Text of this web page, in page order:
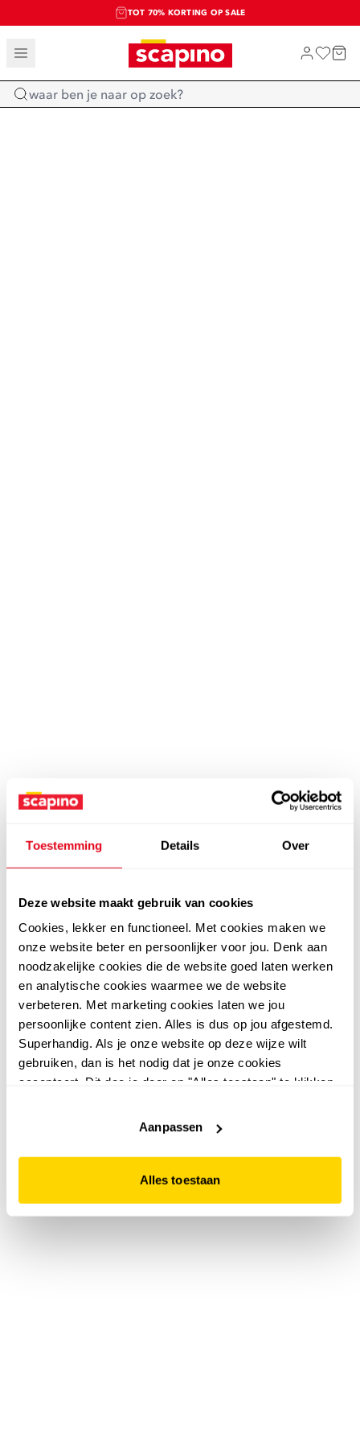
Toestemming Details Over
Deze website maakt gebruik van cookies
Cookies, lekker en functioneel. Met cookies maken we
onze website beter en persoonlijker voor jou. Denk aan
noodzakelijke cookies die de website goed laten werken
en analytische cookies waarmee we de website
verbeteren. Met marketing cookies laten we jou
persoonlijke content zien. Alles is dus op jou afgestemd.
Superhandig. Als je onze website op deze wijze wilt
gebruiken, dan is het nodig dat je onze cookies
accepteert. Dit doe je door op "Alles toestaan" te klikken.
website niet optimaal functioneert.
Aanpassen
Alles toestaan
TOT 70% KORTING OP SALE
SALE: LAATSTE KANS!
SHOP NIEUW
Home